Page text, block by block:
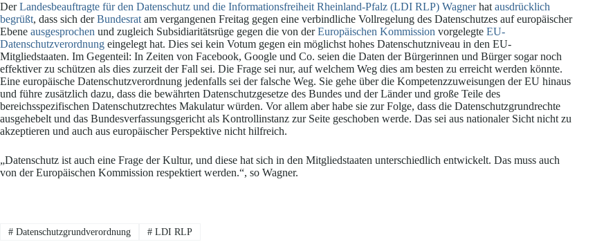
DerLandesbeauftragte für den Datenschutz und die Informationsfreiheit Rheinland-Pfalz (LDI RLP) Wagnerhat ausdrücklich
begrüßt, dass sich derBundesrat am vergangenen Freitag gegen eine verbindliche Vollregelung des Datenschutzes auf europäischer
Ebene ausgesprochen und zugleich Subsidiaritätsrüge gegen die von derEuropäischen Kommission vorgelegte EU-
Datenschutzverordnung eingelegt hat. Dies sei kein Votum gegen ein möglichst hohes Datenschutzniveau in den EU-
Mitgliedstaaten. Im Gegenteil: In Zeiten von Facebook, Google und Co. seien die Daten der Bürgerinnen und Bürger sogar noch
effektiver zu schützen als dies zurzeit der Fall sei. Die Frage sei nur, auf welchem Weg dies am besten zu erreicht werden könnte.
Eine europäische Datenschutzverordnung jedenfalls sei der falsche Weg. Sie gehe über die Kompetenzzuweisungen der EU hinaus
und führe zusätzlich dazu, dass die bewährten Datenschutzgesetze des Bundes und der Länder und große Teile des
bereichsspezifischen Datenschutzrechtes Makulatur würden. Vor allem aber habe sie zur Folge, dass die Datenschutzgrundrechte
ausgehebelt und das Bundesverfassungsgericht als Kontrollinstanz zur Seite geschoben werde. Das sei aus nationaler Sicht nicht zu
akzeptieren und auch aus europäischer Perspektive nicht hilfreich.
„Datenschutz ist auch eine Frage der Kultur, und diese hat sich in den Mitgliedstaaten unterschiedlich entwickelt. Das muss auch
von der Europäischen Kommission respektiert werden.“, so Wagner.
#Datenschutzgrundverordnung #LDI RLP